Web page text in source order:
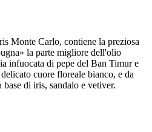
Monte Carlo, contiene la preziosa
la parte migliore dell'olio
infuocata di pepe del Ban Timur e
cuore floreale bianco, e da
di iris, sandalo e vetiver.